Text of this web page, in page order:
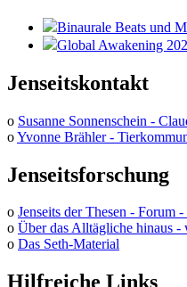
Binaurale Beats und
Global Awakening
Jenseitskontakt
o Susanne Sonnenschein -
oYvonne Brähler -
Jenseitsforschung
o Jenseits der Thesen - Forum
o Über das Alltägliche hinaus
o Das Seth-Material
Hilfreiche Links